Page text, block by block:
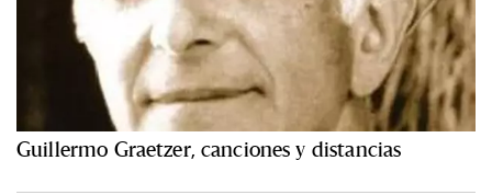
Guillermo Graetzer, canciones y distancias